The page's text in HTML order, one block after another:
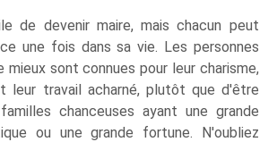
de devenir maire, mais chacun peut
une fois dans sa vie. Les personnes
mieux sont connues pour leur charisme,
leur travail acharné, plutôt que d'être
chanceuses ayant une grande
ou une grande fortune. N'oubliez